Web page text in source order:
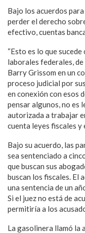
Bajo los acuerdos
perder el derecho
efectivo, cuentas
“Esto es lo que
laborales federales,
Barry Grissom en un
proceso judicial por
en conexión con esos
pensar algunos, no es
autorizada a trabajar
cuenta leyes fiscales y
Bajo su acuerdo, las
sea sentenciado a
que buscan sus
buscan los fiscales. El
una sentencia de un
Si el juez no está de
permitiría a los
La gasolinera llamó la